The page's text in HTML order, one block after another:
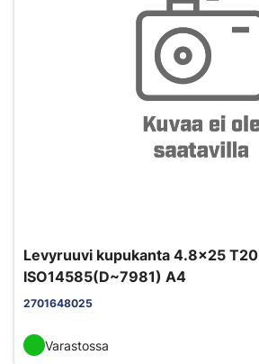
Levyruuvi kupukanta 4.8x25 T20
ISO14585(D~7981) A4
2701648025
Varastossa